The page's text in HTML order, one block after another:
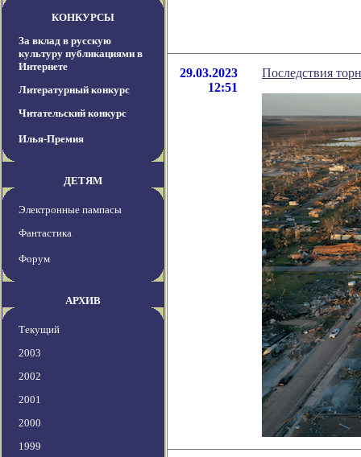
КОНКУРСЫ
За вклад в русскую
культуру публикациями в
Интернете
Литературный конкурс
Читательский конкурс
Илья-Премия
ДЕТЯМ
Электронные пампасы
Фантастика
Форум
АРХИВ
Текущий
2003
2002
2001
2000
1999
29.03.2023
12:51
Последствия